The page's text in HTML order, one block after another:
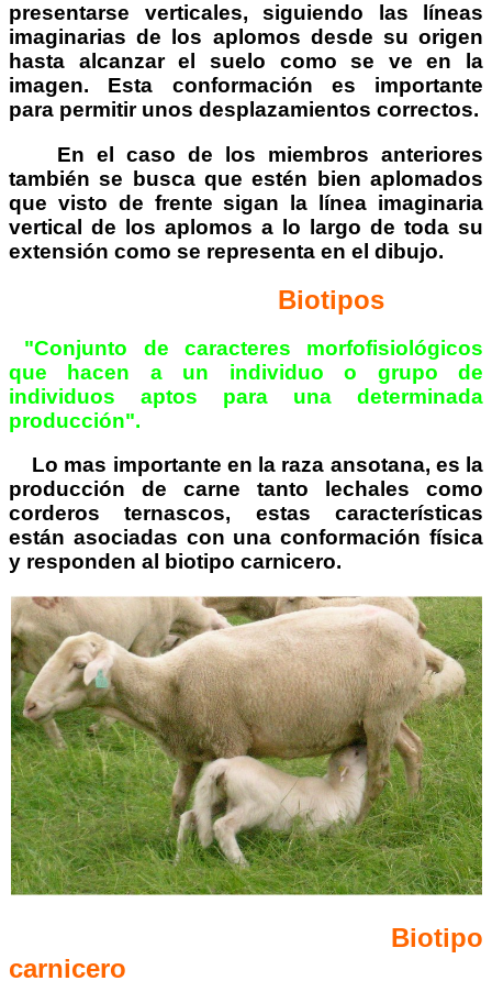
presentarse verticales, siguiendo las líneas
imaginarias de los aplomos desde su origen
hasta alcanzar el suelo como se ve en la
imagen. Esta conformación es importante
para permitir unos desplazamientos correctos.
En el caso de los miembros anteriores
también se busca que estén bien aplomados
que visto de frente sigan la línea imaginaria
vertical de los aplomos a lo largo de toda su
extensión como se representa en el dibujo.
Biotipos
"Conjunto de caracteres morfofisiológicos
que hacen a un individuo o grupo de
individuos aptos para una determinada
producción".
Lo mas importante en la raza ansotana, es la
producción de carne tanto lechales como
corderos ternascos, estas características
están asociadas con una conformación física
y responden al biotipo carnicero.
Biotipo
carnicero